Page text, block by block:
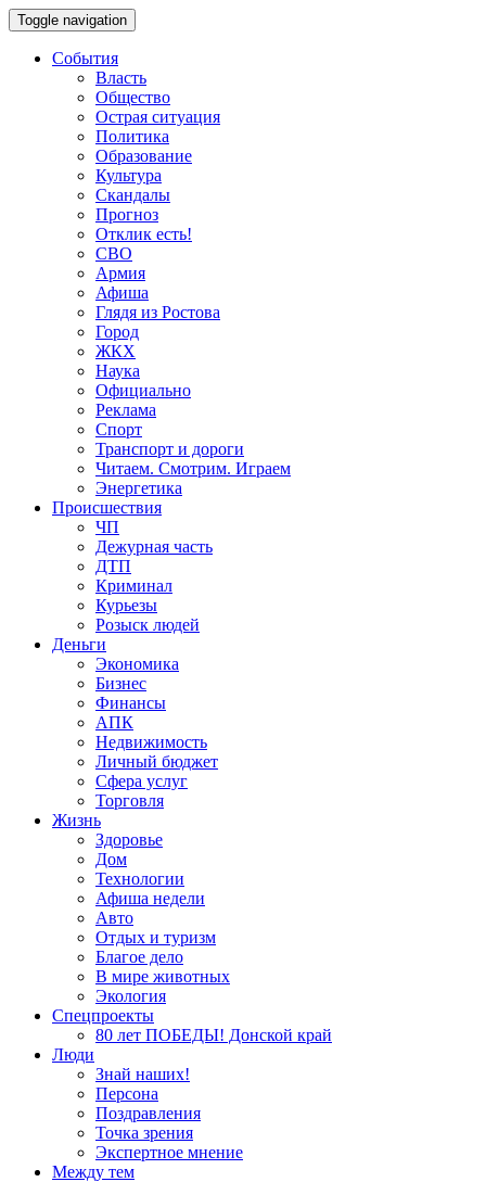
Toggle navigation
События
Власть
Общество
Острая ситуация
Политика
Образование
Культура
Скандалы
Прогноз
Отклик есть!
СВО
Армия
Афиша
Глядя из Ростова
Город
ЖКХ
Наука
Официально
Реклама
Спорт
Транспорт и дороги
Читаем. Смотрим. Играем
Энергетика
Происшествия
ЧП
Дежурная часть
ДТП
Криминал
Курьезы
Розыск людей
Деньги
Экономика
Бизнес
Финансы
АПК
Недвижимость
Личный бюджет
Сфера услуг
Торговля
Жизнь
Здоровье
Дом
Технологии
Афиша недели
Авто
Отдых и туризм
Благое дело
В мире животных
Экология
Спецпроекты
80 лет ПОБЕДЫ! Донской край
Люди
Знай наших!
Персона
Поздравления
Точка зрения
Экспертное мнение
Между тем